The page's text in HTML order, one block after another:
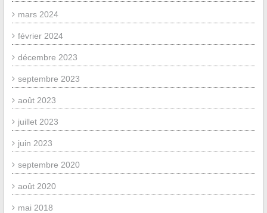
mars 2024
février 2024
décembre 2023
septembre 2023
août 2023
juillet 2023
juin 2023
septembre 2020
août 2020
mai 2018